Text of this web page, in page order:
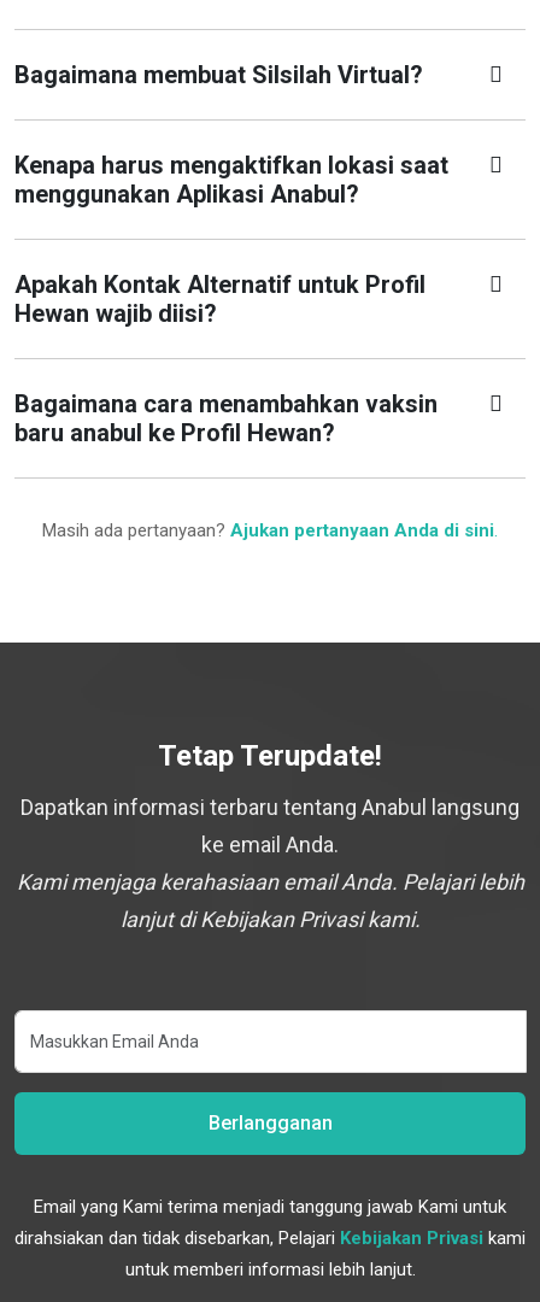
Bagaimana membuat Silsilah Virtual?
Kenapa harus mengaktifkan lokasi saat
menggunakan Aplikasi Anabul?
Apakah Kontak Alternatif untuk Profil
Hewan wajib diisi?
Bagaimana cara menambahkan vaksin
baru anabul ke Profil Hewan?
Masih ada pertanyaan? Ajukan pertanyaan Anda di sini.
Tetap Terupdate!
Dapatkan informasi terbaru tentang Anabul langsung
ke email Anda.
Kami menjaga kerahasiaan email Anda. Pelajari lebih
lanjut di Kebijakan Privasi kami.
Berlangganan
Email yang Kami terima menjadi tanggung jawab Kami untuk
dirahsiakan dan tidak disebarkan, Pelajari Kebijakan Privasi kami
untuk memberi informasi lebih lanjut.